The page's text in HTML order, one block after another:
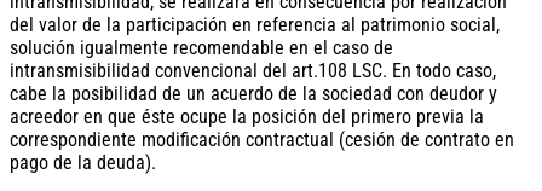
del valor de la participación en referencia al patrimonio social,
solución igualmente recomendable en el caso de
intransmisibilidad convencional del art.108 LSC. En todo caso,
cabe la posibilidad de un acuerdo de la sociedad con deudor y
acreedor en que éste ocupe la posición del primero previa la
correspondiente modificación contractual (cesión de contrato en
pago de la deuda).